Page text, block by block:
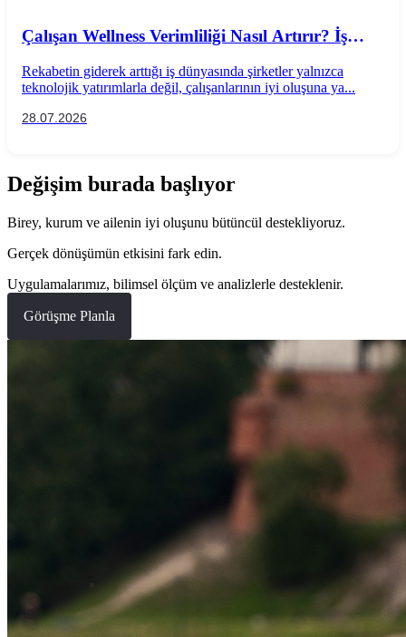
Çalışan Wellness Verimliliği Nasıl Artırır? İş
Uygulamaları
Rekabetin giderek arttığı iş dünyasında şirketler yalnızca
teknolojik yatırımlarla değil, çalışanlarının iyi oluşuna ya...
28.07.2026
Değişim burada başlıyor
Birey, kurum ve ailenin iyi oluşunu bütüncül destekliyoruz.
Gerçek dönüşümün etkisini fark edin.
Uygulamalarımız, bilimsel ölçüm ve analizlerle desteklenir.
Görüşme Planla